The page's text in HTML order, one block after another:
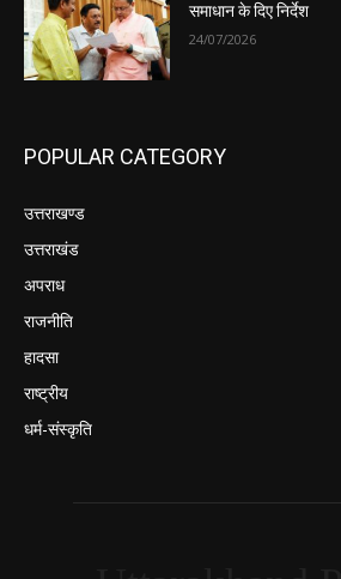
समाधान के दिए निर्देश
24/07/2026
POPULAR CATEGORY
उत्तराखण्ड
उत्तराखंड
अपराध
राजनीति
हादसा
राष्ट्रीय
धर्म-संस्कृति